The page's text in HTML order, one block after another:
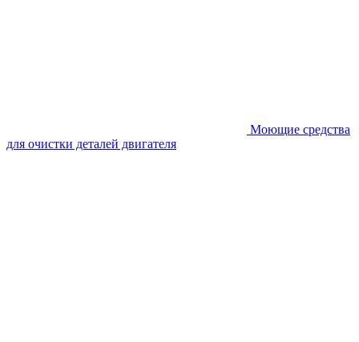
Моющие средства
для очистки деталей двигателя